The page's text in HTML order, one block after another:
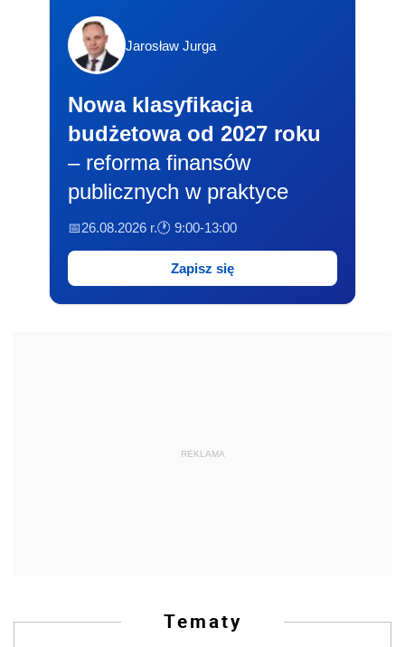
Jarosław Jurga
Nowa klasyfikacja
budżetowa od 2027 roku
– reforma finansów
publicznych w praktyce
📅26.08.2026 r.🕐 9:00-13:00
Zapisz się
REKLAMA
Tematy